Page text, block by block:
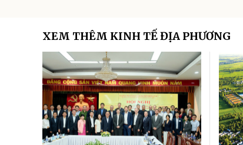
XEM THÊM KINH TẾ ĐỊA PHƯƠNG